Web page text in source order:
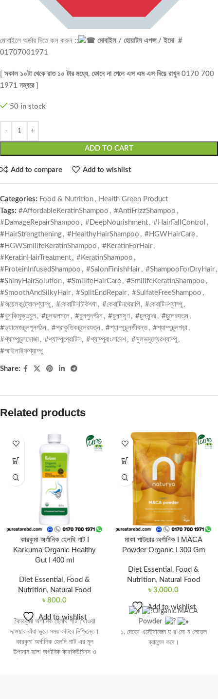
মোবাইলে অর্ডার দিতে কল করুন ::
মোবাইল / হোয়াটস এপপ্স / ইমো #
01707001971
[ সকাল ১০টা থেকে রাত ১০ টার মধ্যে, ফোনে না পেলে এস এম এস দিয়ে রাখুন 0170 700
1971 নম্বরে ]
50 in stock
ADD TO CART
Add to compare Add to wishlist
Categories: Food & Nutrition , Health Green Product
Tags: #AffordableKeratinShampoo , #AntiFrizzShampoo ,
#DamageRepairShampoo , #DeepNourishment , #HairFallControl ,
#HairStrengthening , #HealthyHairShampoo , #HGWHairCare ,
#HGWSmilifeKeratinShampoo , #KeratinForHair ,
#KeratinHairTreatment , #KeratinShampoo ,
#ProteinInfusedShampoo , #SalonFinishHair , #ShampooForDryHair ,
#ShinyHairSolution , #SmilifeHairCare , #SmilifeKeratinShampoo ,
#SmoothAndSilkyHair , #SplitEndRepair , #SulfateFreeShampoo ,
#অয়েলকন্ট্রোলশ্যাম্পু , #কেরাটিনচিকিৎসা , #কেরাটিনথেরাপি , #কেরাটিনশ্যাম্পু ,
#খুশকিমুক্তচুল , #চুলঝলমলে , #চুলপুনর্গঠন , #চুলমসৃণ , #চুলসুন্দর , #চুলেরযত্ন ,
#ড্যামেজচুলপুনর্গঠন , #প্রাকৃতিকচুলেরযত্ন , #শ্যাম্পুচুলজীবন্ত , #শ্যাম্পুচুলপড়া ,
#শ্যাম্পুচুলসোজা , #শ্যাম্পুপ্রোটিন , #শ্যাম্পুবাংলাদেশ , #সুলভমুল্যেরশ্যাম্পু ,
#স্মাইলাইফশ্যাম্পু
Share:
Related products
কারকুমা অর্গানিক হেলথি গাট I
Karkuma Organic Healthy
Gut I 400 ml
Diet Essential , Food &
Nutrition, Natural Food
৳ 800.0
Add to wishlist
?কারকুমা অর্গানিক হেলথি গাট ?খাওয়া
দাওয়ার বাঁধা ভুলে সময় কাটবে নিশ্চিন্তে।
কারকুমা অর্গানিক হেলদি গাট এর মূল
উপাদান হলো অর্গানিক কারকিউমিনস ও
মাকা পাউডার অর্গানিক I MACA
Powder Organic I 300 Gm
Diet Essential , Food &
Nutrition, Natural Food
৳ 3,000.0
Add to wishlist
Organic MACA
Powder
১. দেহের এস্ট্রোজেন হ-র-মো-ন লেভেল
ব্যালেন্স করে।